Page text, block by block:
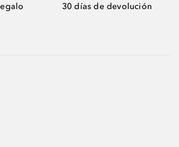
30 días de devolución